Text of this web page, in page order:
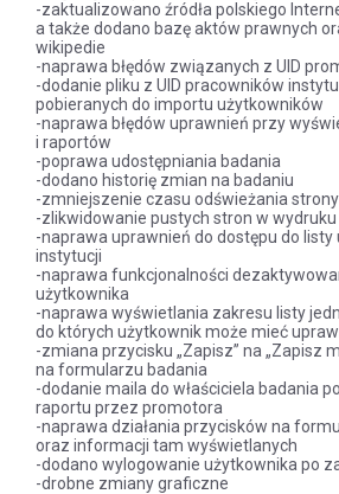
-zaktualizowano źródła polskiego
a także dodano bazę aktów prawnych
wikipedie
-naprawa błędów związanych z UID
-dodanie pliku z UID pracowników
pobieranych do importu użytkowników
-naprawa błędów uprawnień przy
i raportów
-poprawa udostępniania badania
-dodano historię zmian na badaniu
-zmniejszenie czasu odświeżania
-zlikwidowanie pustych stron w
-naprawa uprawnień do dostępu do
instytucji
-naprawa funkcjonalności
użytkownika
-naprawa wyświetlania zakresu listy
do których użytkownik może mieć
-zmiana przycisku „Zapisz” na „Zapisz
na formularzu badania
-dodanie maila do właściciela badania
raportu przez promotora
-naprawa działania przycisków na
oraz informacji tam wyświetlanych
-dodano wylogowanie użytkownika po
-drobne zmiany graficzne